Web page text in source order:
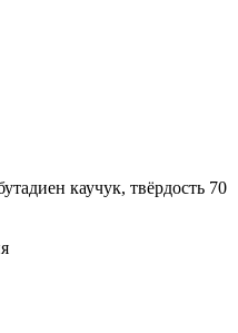
каучук, твёрдость 70